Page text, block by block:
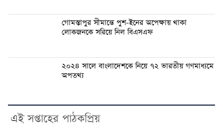
গোমস্তাপুর সীমান্তে পুশ-ইনের অপেক্ষায় থাকা
লোকজনকে সরিয়ে নিল বিএসএফ
২০২৪ সালে বাংলাদেশকে নিয়ে ৭২ ভারতীয় গণমাধ্যমে
অপতথ্য
এই সপ্তাহের পাঠকপ্রিয়